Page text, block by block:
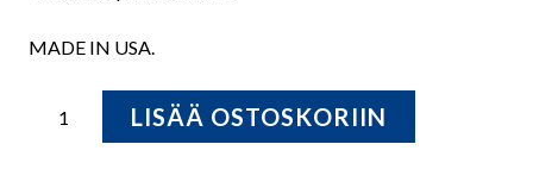
MADE IN USA.
WR16
LISÄÄ OSTOSKORIIN